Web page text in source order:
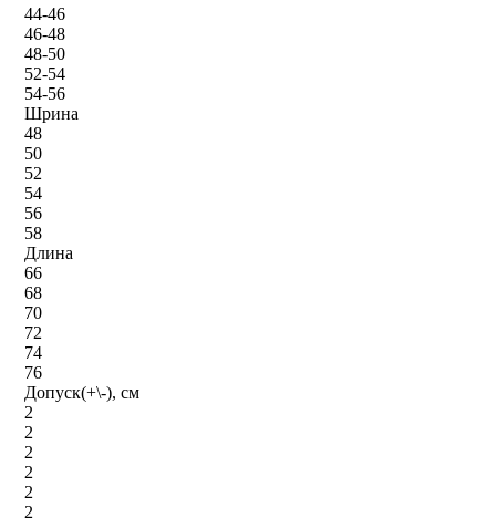
44-46
46-48
48-50
52-54
54-56
Шрина
48
50
52
54
56
58
Длина
66
68
70
72
74
76
Допуск(+\-), см
2
2
2
2
2
2